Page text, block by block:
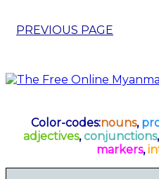
PREVIOUS PAGE
Color-codes:nouns,
adjectives,conjunctions,
markers,